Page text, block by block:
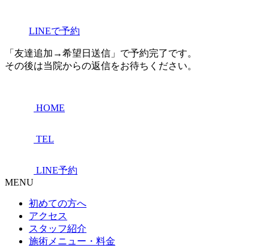
LINEで予約
「友達追加→希望日送信」で予約完了です。
その後は当院からの返信をお待ちください。
HOME
TEL
LINE予約
MENU
初めての方へ
アクセス
スタッフ紹介
施術メニュー・料金